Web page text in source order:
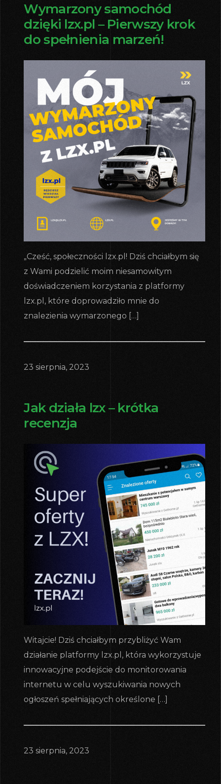
Wymarzony samochód
dzięki lzx.pl – Pierwszy krok
do spełnienia marzeń!
„Cześć, społeczności lzx.pl! Dziś chciałbym się
z Wami podzielić moim niesamowitym
doświadczeniem korzystania z platformy
lzx.pl, które doprowadziło mnie do
znalezienia wymarzonego […]
23 sierpnia, 2023
Jak działa lzx – krótka
recenzja
Witajcie! Dziś chciałbym przybliżyć Wam
działanie platformy lzx.pl, która wykorzystuje
innowacyjne podejście do monitorowania
internetu w celu wyszukiwania nowych
ogłoszeń spełniających określone […]
23 sierpnia, 2023